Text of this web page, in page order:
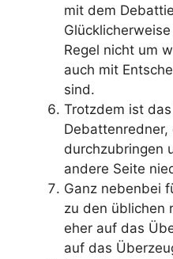
mit dem
Regel nicht um
auch mit
sind.
Trotzdem ist
durchzubringen
andere Seite
Ganz nebenbei
zu den üblichen
eher auf das
auf das